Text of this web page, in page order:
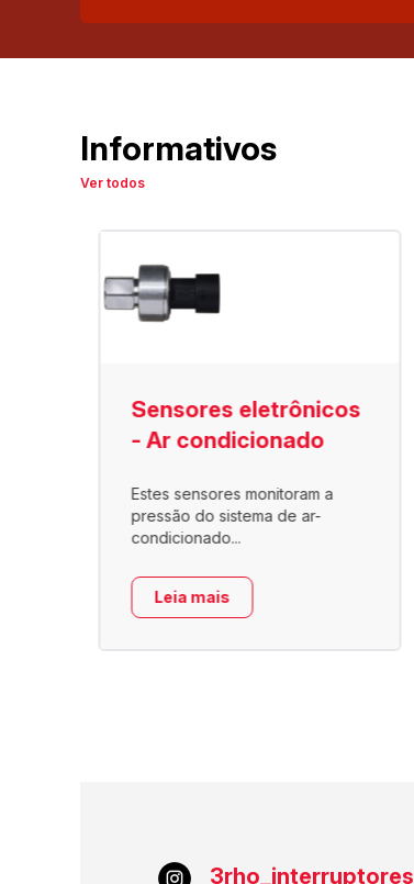
Informativos
Ver todos
Sensores eletrônicos
- Ar condicionado
Estes sensores monitoram a
pressão do sistema de ar-
condicionado...
Leia mais
3rho_interruptores